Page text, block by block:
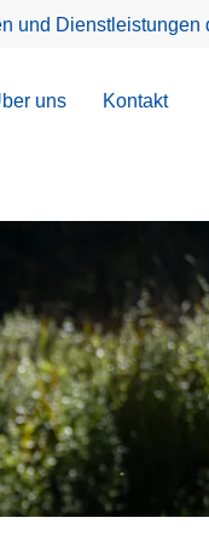
und Dienstleistungen
uns Kontakt